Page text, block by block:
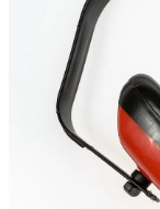
Earmuff
untuk
Pelindung
Telinga